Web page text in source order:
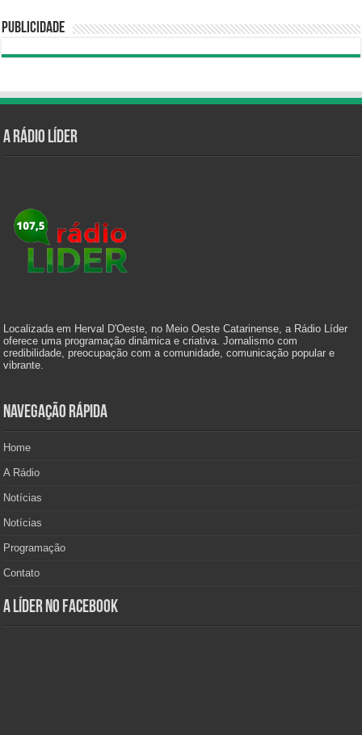
Publicidade
A Rádio Líder
Localizada em Herval D'Oeste, no Meio Oeste Catarinense, a Rádio Líder
oferece uma programação dinâmica e criativa. Jornalismo com
credibilidade, preocupação com a comunidade, comunicação popular e
vibrante.
Navegação Rápida
Home
A Rádio
Notícias
Notícias
Programação
Contato
A Líder no Facebook